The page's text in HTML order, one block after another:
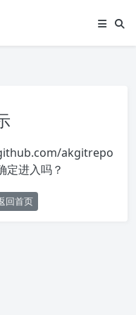
akgitrepo
定进入吗？
回首页